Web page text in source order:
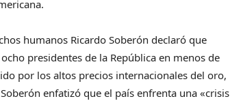
humanos Ricardo Soberón declaró que
presidentes de la República en menos de
por los altos precios internacionales del oro,
enfatizó que el país enfrenta una «crisis